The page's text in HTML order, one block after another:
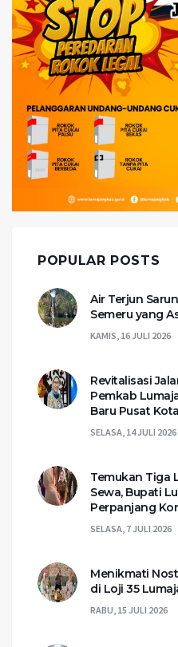
POPULAR POSTS
Air Terjun
Semeru yang
KAMIS, 16 JULI 2026
Revitalisasi
Pemkab
Baru Pusat Kota
SELASA, 14 JULI 2026
Temukan Tiga
Sewa, Bupati
Perpanjang
SELASA, 7 JULI 2026
Menikmati
di Loji 35
RABU, 15 JULI 2026